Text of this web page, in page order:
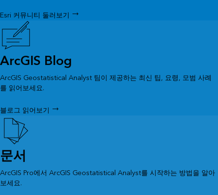
Esri 커뮤니티 둘러보기
ArcGIS Blog
ArcGIS Geostatistical Analyst 팀이 제공하는 최신 팁, 요령, 모범 사례
를 읽어보세요.
블로그 읽어보기
문서
ArcGIS Pro에서 ArcGIS Geostatistical Analyst를 시작하는 방법을 알아
보세요.